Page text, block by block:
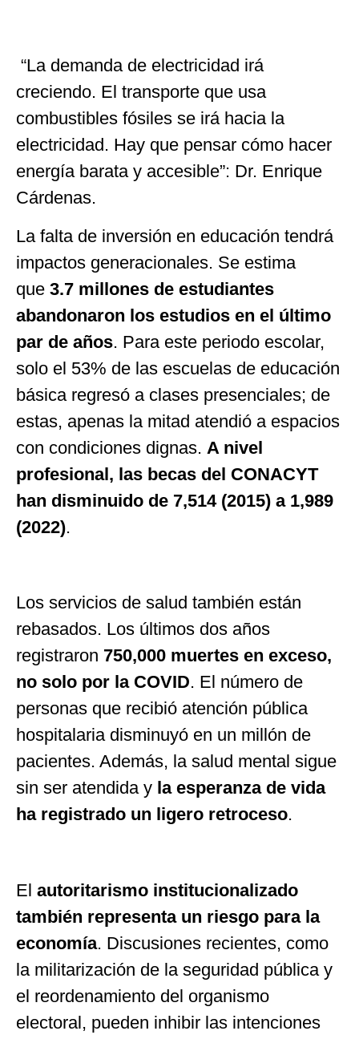
“La demanda de electricidad irá
creciendo. El transporte que usa
combustibles fósiles se irá hacia la
electricidad. Hay que pensar cómo hacer
energía barata y accesible”: Dr. Enrique
Cárdenas.
La falta de inversión en educación tendrá
impactos generacionales. Se estima
que 3.7 millones de estudiantes
abandonaron los estudios en el último
par de años. Para este periodo escolar,
solo el 53% de las escuelas de educación
básica regresó a clases presenciales; de
estas, apenas la mitad atendió a espacios
con condiciones dignas. A nivel
profesional, las becas del CONACYT
han disminuido de 7,514 (2015) a 1,989
(2022).
Los servicios de salud también están
rebasados. Los últimos dos años
registraron 750,000 muertes en exceso,
no solo por la COVID. El número de
personas que recibió atención pública
hospitalaria disminuyó en un millón de
pacientes. Además, la salud mental sigue
sin ser atendida y la esperanza de vida
ha registrado un ligero retroceso.
El autoritarismo institucionalizado
también representa un riesgo para la
economía. Discusiones recientes, como
la militarización de la seguridad pública y
el reordenamiento del organismo
electoral, pueden inhibir las intenciones